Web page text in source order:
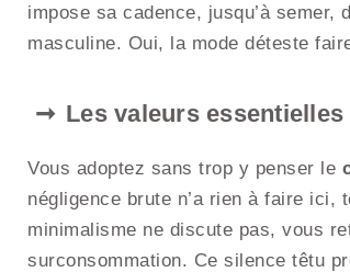
impose sa cadence, jusqu’à
masculine. Oui, la mode déteste
Les valeurs
Vous adoptez sans trop y penser le
négligence brute n’a rien à faire
minimalisme ne discute pas, vous
surconsommation. Ce silence têtu